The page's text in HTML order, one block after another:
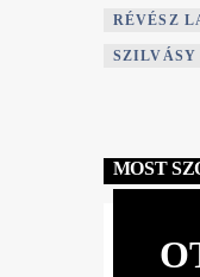
RÉVÉSZ
SZILVÁSY
MOST